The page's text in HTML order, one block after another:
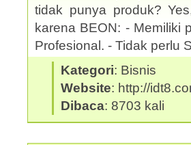
tidak punya produk?
karena BEON: - Memiliki
Profesional. - Tidak perlu
Kategori: Bisnis
Website: http://
Dibaca: 8703 kali